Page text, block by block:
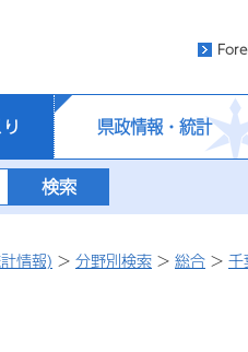
県政情報・統計
情報) > 分野別検索 > 総合 > 千